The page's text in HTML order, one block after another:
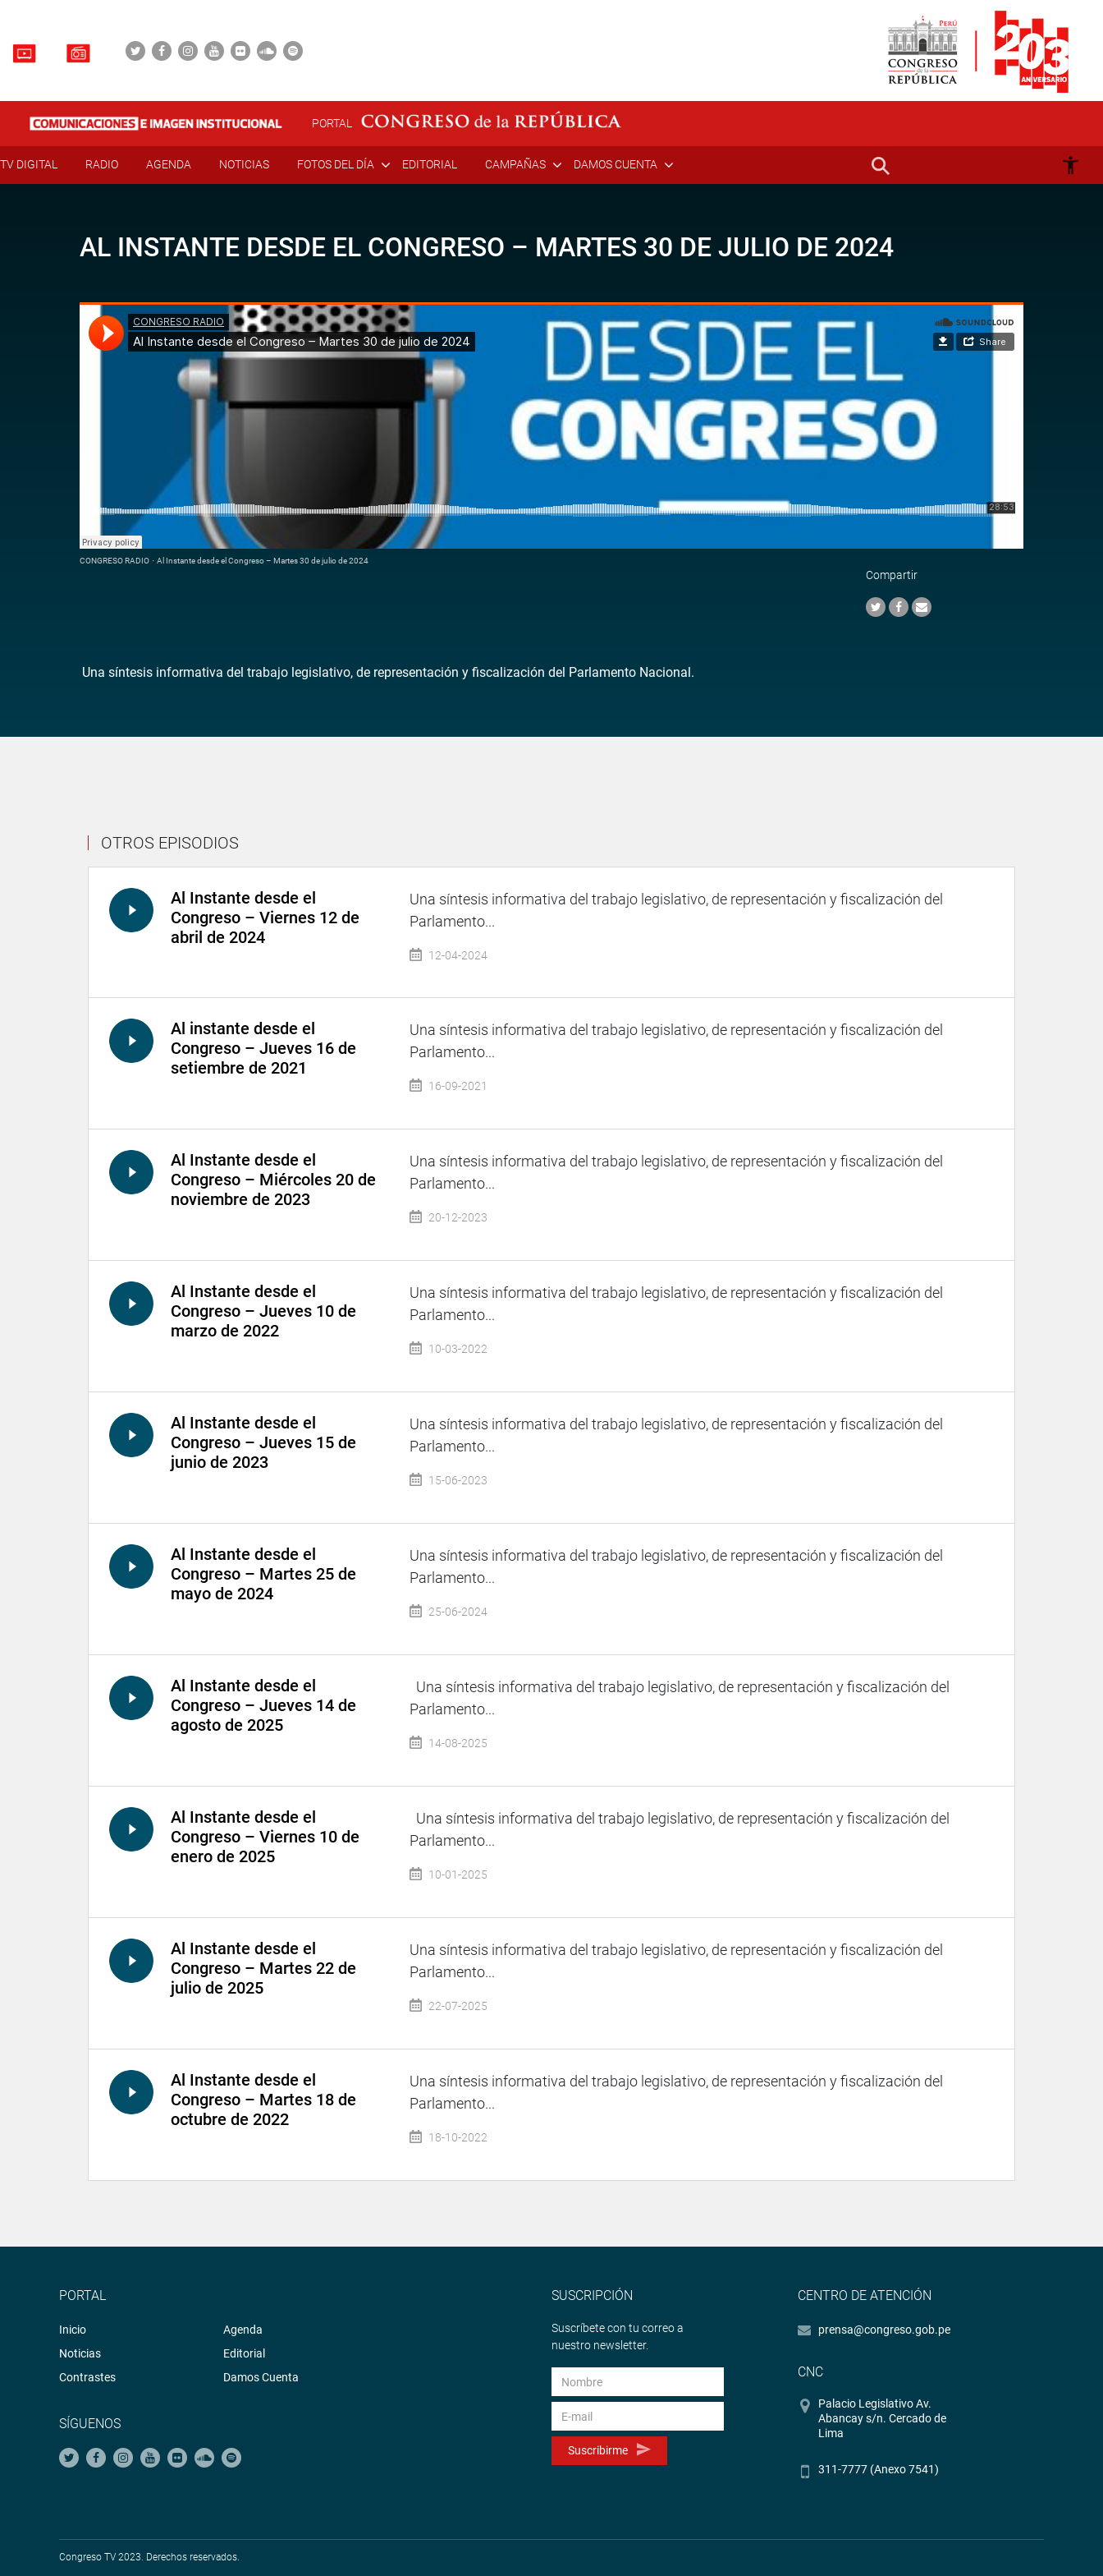
PORTAL
TV DIGITAL RADIO AGENDA NOTICIAS FOTOS DEL DÍA EDITORIAL CAMPAÑAS DAMOS CUENTA
AL INSTANTE DESDE EL CONGRESO – MARTES 30 DE JULIO DE 2024
CONGRESO RADIO · Al Instante desde el Congreso – Martes 30 de julio de 2024
Compartir
Una síntesis informativa del trabajo legislativo, de representación y fiscalización del Parlamento Nacional.
OTROS EPISODIOS
Al Instante desde el
Congreso – Viernes 12 de
abril de 2024
Una síntesis informativa del trabajo legislativo, de representación y fiscalización del
Parlamento...
12-04-2024
Al instante desde el
Congreso – Jueves 16 de
setiembre de 2021
Una síntesis informativa del trabajo legislativo, de representación y fiscalización del
Parlamento...
16-09-2021
Al Instante desde el
Congreso – Miércoles 20 de
noviembre de 2023
Una síntesis informativa del trabajo legislativo, de representación y fiscalización del
Parlamento...
20-12-2023
Al Instante desde el
Congreso – Jueves 10 de
marzo de 2022
Una síntesis informativa del trabajo legislativo, de representación y fiscalización del
Parlamento...
10-03-2022
Al Instante desde el
Congreso – Jueves 15 de
junio de 2023
Una síntesis informativa del trabajo legislativo, de representación y fiscalización del
Parlamento...
15-06-2023
Al Instante desde el
Congreso – Martes 25 de
mayo de 2024
Una síntesis informativa del trabajo legislativo, de representación y fiscalización del
Parlamento...
25-06-2024
Al Instante desde el
Congreso – Jueves 14 de
agosto de 2025
Una síntesis informativa del trabajo legislativo, de representación y fiscalización del
Parlamento...
14-08-2025
Al Instante desde el
Congreso – Viernes 10 de
enero de 2025
Una síntesis informativa del trabajo legislativo, de representación y fiscalización del
Parlamento...
10-01-2025
Al Instante desde el
Congreso – Martes 22 de
julio de 2025
Una síntesis informativa del trabajo legislativo, de representación y fiscalización del
Parlamento...
22-07-2025
Al Instante desde el
Congreso – Martes 18 de
octubre de 2022
Una síntesis informativa del trabajo legislativo, de representación y fiscalización del
Parlamento...
18-10-2022
PORTAL
Inicio
Noticias
Contrastes
Agenda
Editorial
Damos Cuenta
SÍGUENOS
SUSCRIPCIÓN
Suscríbete con tu correo a
nuestro newsletter.
Suscribirme
CENTRO DE ATENCIÓN
prensa@congreso.gob.pe
CNC
Palacio Legislativo Av.
Abancay s/n. Cercado de
Lima
311-7777 (Anexo 7541)
Congreso TV 2023. Derechos reservados.